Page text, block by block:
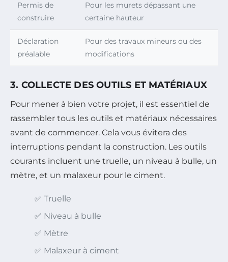
Permis de
construire
Pour les murets dépassant une
certaine hauteur
Déclaration
préalable
Pour des travaux mineurs ou des
modifications
3. COLLECTE DES OUTILS ET MATÉRIAUX
Pour mener à bien votre projet, il est essentiel de
rassembler tous les outils et matériaux nécessaires
avant de commencer. Cela vous évitera des
interruptions pendant la construction. Les outils
courants incluent une truelle, un niveau à bulle, un
mètre, et un malaxeur pour le ciment.
✅ Truelle
✅ Niveau à bulle
✅ Mètre
✅ Malaxeur à ciment